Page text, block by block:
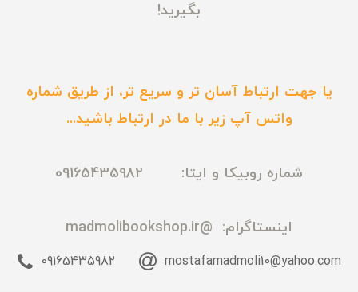
بگیرید!
یا جهت ارتباط آسان تر و سریع تر، از طریق شماره
واتس آپ زیر با ما در ارتباط باشید...
شماره روبیکا و ایتا: 09165435982
اینستاگرام: @madmolibookshop.ir
mostafamadmoli10@yahoo.com
09165435982